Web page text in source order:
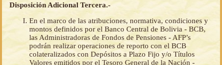
Disposición Adicional Tercera.-
En el marco de las atribuciones, normativa, condiciones y
montos definidos por el Banco Central de Bolivia - BCB,
las Administradoras de Fondos de Pensiones - AFP’s
podrán realizar operaciones de reporto con el BCB
colateralizados con Depósitos a Plazo Fijo y/o Títulos
Valores emitidos por el Tesoro General de la Nación -